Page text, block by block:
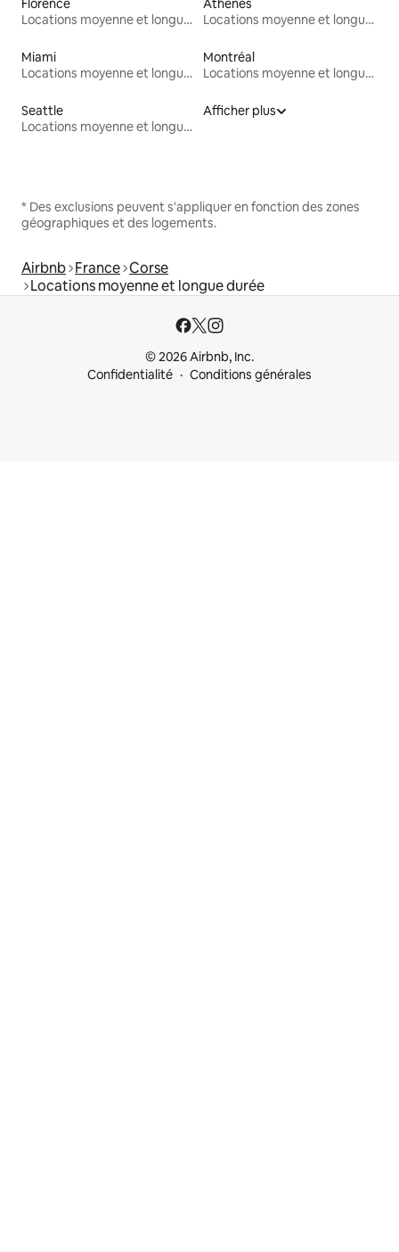
Florence
Locations moyenne et longue durée
Athènes
Locations moyenne et longue durée
Miami
Locations moyenne et longue durée
Montréal
Locations moyenne et longue durée
Seattle
Locations moyenne et longue durée
Afficher plus
* Des exclusions peuvent s'appliquer en fonction des zones
géographiques et des logements.
Airbnb France Corse
Locations moyenne et longue durée
© 2026 Airbnb, Inc.
Confidentialité
Conditions générales